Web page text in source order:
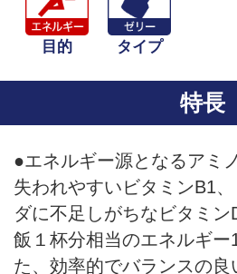
目的 タイプ
特長
●エネルギー源となるアミ
失われやすいビタミンB1
ダに不足しがちなビタミ
飯１杯分相当のエネルギー
た、効率的でバランスの